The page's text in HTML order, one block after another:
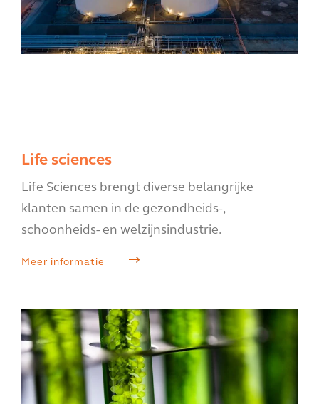
Life sciences
Life Sciences brengt diverse belangrijke
klanten samen in de gezondheids-,
schoonheids- en welzijnsindustrie.
Meer informatie